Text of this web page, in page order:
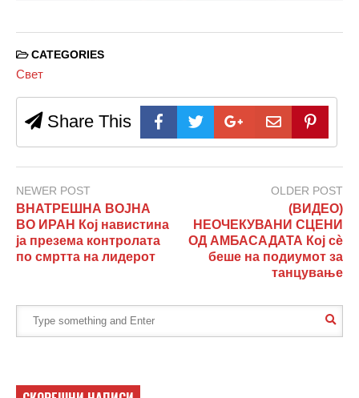
CATEGORIES
Свет
Share This
NEWER POST
ВНАТРЕШНА ВОЈНА
ВО ИРАН Кој навистина
ја презема контролата
по смртта на лидерот
OLDER POST
(ВИДЕО)
НЕОЧЕКУВАНИ СЦЕНИ
ОД АМБАСАДАТА Кој сè
беше на подиумот за
танцување